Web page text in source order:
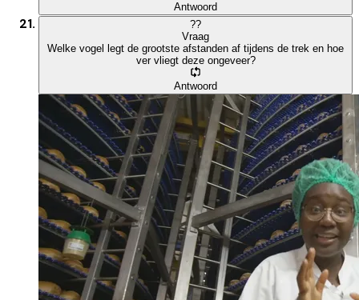
Antwoord
??
Vraag
Welke vogel legt de grootste afstanden af tijdens de trek en hoe
ver vliegt deze ongeveer?
Antwoord